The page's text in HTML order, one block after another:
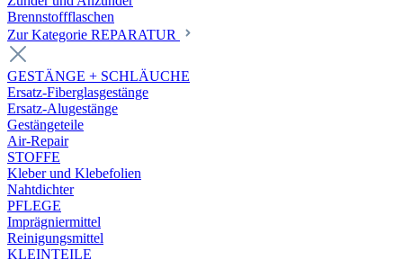
Brennstoffflaschen
Zur Kategorie REPARATUR
GESTÄNGE + SCHLÄUCHE
Ersatz-Fiberglasgestänge
Ersatz-Alugestänge
Gestängeteile
Air-Repair
STOFFE
Kleber und Klebefolien
Nahtdichter
PFLEGE
Imprägniermittel
Reinigungsmittel
KLEINTEILE